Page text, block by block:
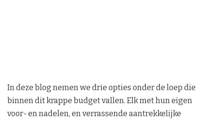
In deze blog nemen we drie opties onder de loep die
binnen dit krappe budget vallen. Elk met hun eigen
voor- en nadelen, en verrassende aantrekkelijke